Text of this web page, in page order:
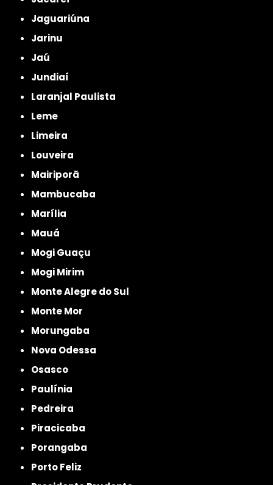
Jaguariúna
Jarinu
Jaú
Jundiaí
Laranjal Paulista
Leme
Limeira
Louveira
Mairiporã
Mambucaba
Marília
Mauá
Mogi Guaçu
Mogi Mirim
Monte Alegre do Sul
Monte Mor
Morungaba
Nova Odessa
Osasco
Paulínia
Pedreira
Piracicaba
Porangaba
Porto Feliz